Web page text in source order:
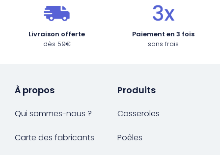
Livraison offerte
dès 59€
Paiement en 3 fois
sans frais
À propos
Qui sommes-nous ?
Carte des fabricants
Produits
Casseroles
Poêles